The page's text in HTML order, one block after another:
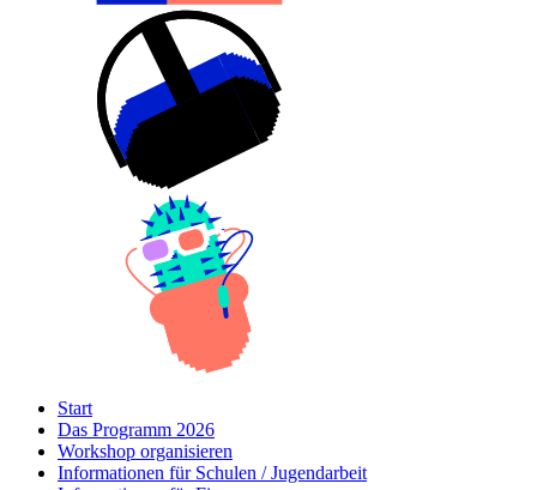
Start
Das Programm 2026
Workshop organisieren
Informationen für Schulen / Jugendarbeit